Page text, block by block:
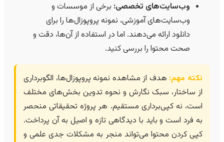
وب‌سایت‌های تخصصی: برخی از موسسات و
وب‌سایت‌های آموزشی، نمونه پروپوزال‌ها را برای
دانلود ارائه می‌دهند. اما در استفاده از آن‌ها، دقت و
صحت محتوا را بررسی کنید.
نکته مهم: هدف از مشاهده نمونه پروپوزال‌ها، الگوبرداری
از ساختار، سبک نگارش و نحوه تدوین بخش‌های مختلف
است، نه کپی‌برداری مستقیم. هر پروژه تحقیقاتی منحصر
به فرد است و باید با دیدگاهی تازه و اصیل به آن پرداخت.
کپی کردن محتوا می‌تواند منجر به مشکلات جدی علمی و